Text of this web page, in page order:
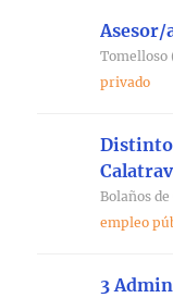
Asesor/
Tomelloso
privado
Bolaños
empleo
3